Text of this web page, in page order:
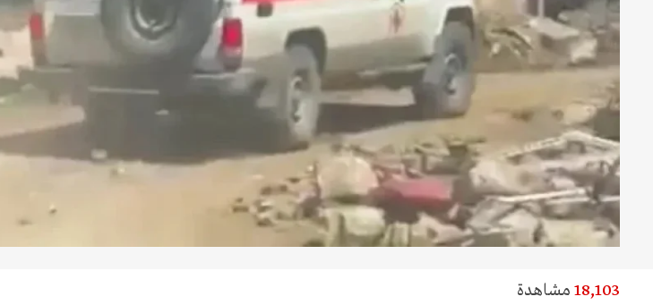
18,103 مشاهدة